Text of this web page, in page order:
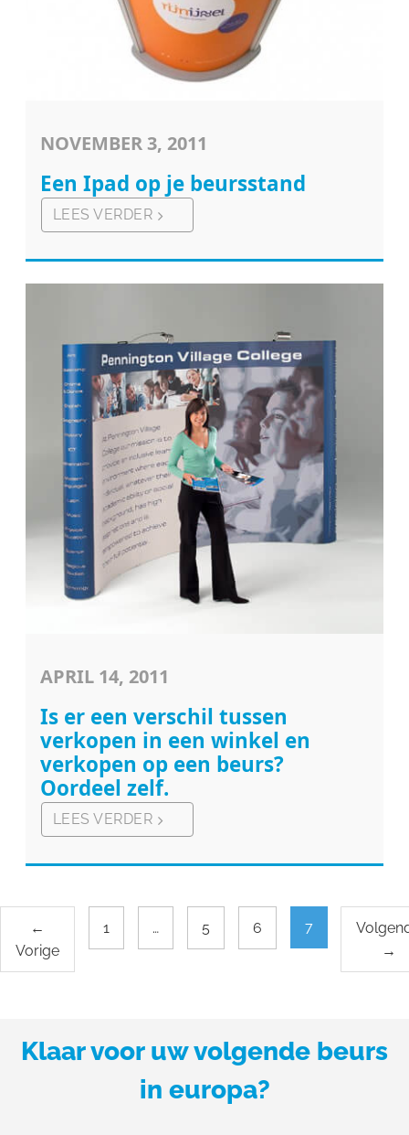
NOVEMBER 3, 2011
Een Ipad op je beursstand
LEES VERDER
APRIL 14, 2011
Is er een verschil tussen
verkopen in een winkel en
verkopen op een beurs?
Oordeel zelf.
LEES VERDER
←
Vorige
1 … 5 6 7
→
Klaar voor uw volgende beurs
in europa?